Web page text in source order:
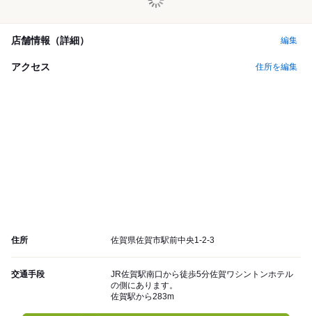
店舗情報（詳細） 編集
アクセス 住所を編集
住所 佐賀県佐賀市駅前中央1-2-3
交通手段
JR佐賀駅南口から徒歩5分佐賀ワシントンホテル
の側にあります。
佐賀駅から283m